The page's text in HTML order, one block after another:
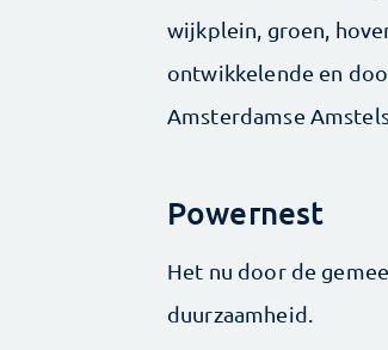
wijkplein, groen,
ontwikkelende en
Amsterdamse
Powernest
Het nu door de
duurzaamheid.